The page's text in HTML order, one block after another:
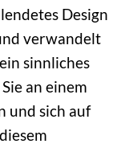
Design
verwandelt
sinnliches
an einem
und sich auf